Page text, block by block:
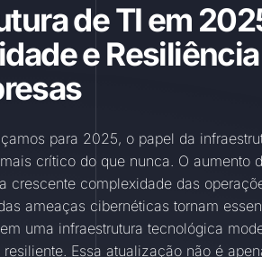
de TI em
e Resiliência
para 2025, o papel da
crítico do que nunca. O aumento
crescente complexidade das
ameaças cibernéticas tornam
uma infraestrutura tecnológica
Essa atualização não é